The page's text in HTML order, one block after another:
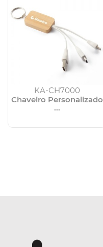
KA-CH7000
Chaveiro Personalizado
...